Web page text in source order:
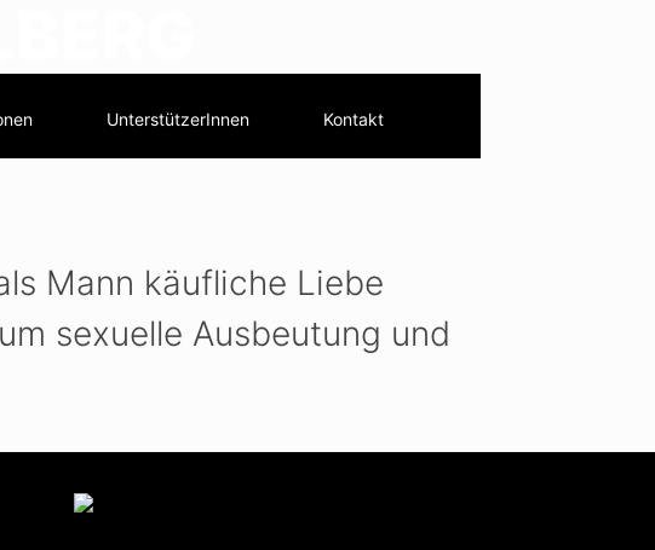
UnterstützerInnen Kontakt
Mann käufliche Liebe
sexuelle Ausbeutung und